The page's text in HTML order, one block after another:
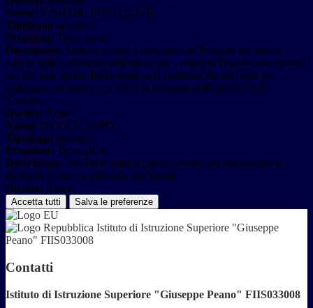
Nome: VISITOR_INFO1_LIVE
Tipologia: analitico
Proprieta: Terza-parte
Descrizione: Questo cookie è impostato da Youtube per tenere
traccia delle preferenze dell'utente per i video di Youtube incorporati
nei siti; può anche determinare se il visitatore del sito web sta
utilizzando la nuova o la vecchia versione dell'interfaccia di
Youtube.
Durata: 6 mesi
Nome: DEVICE_INFO
Tipologia: analitico
Proprieta: Terza-parte
Descrizione: YouTube utilizza questo cookie per identificare la
tipologia di device utilizzata dall'utente
Durata: 6 mesi
Accetta tutti Salva le preferenze
Istituto di Istruzione Superiore "Giuseppe
Peano" FIIS033008
Contatti
Istituto di Istruzione Superiore "Giuseppe Peano" FIIS033008